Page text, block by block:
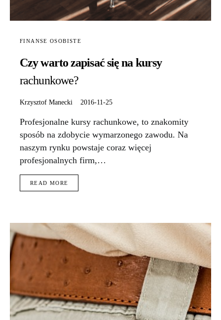
FINANSE OSOBISTE
Czy warto zapisać się na kursy
rachunkowe?
Krzysztof Manecki 2016-11-25
Profesjonalne kursy rachunkowe, to znakomity
sposób na zdobycie wymarzonego zawodu. Na
naszym rynku powstaje coraz więcej
profesjonalnych firm,…
READ MORE